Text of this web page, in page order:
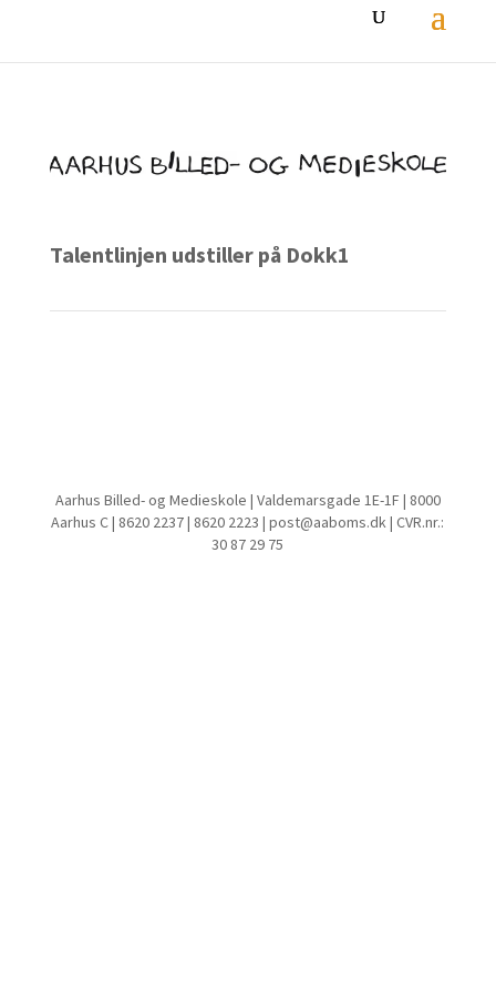
Talentlinjen udstiller på Dokk1
Aarhus Billed- og Medieskole | Valdemarsgade 1E-1F | 8000
Aarhus C | 8620 2237 | 8620 2223 | post@aaboms.dk | CVR.nr.:
30 87 29 75